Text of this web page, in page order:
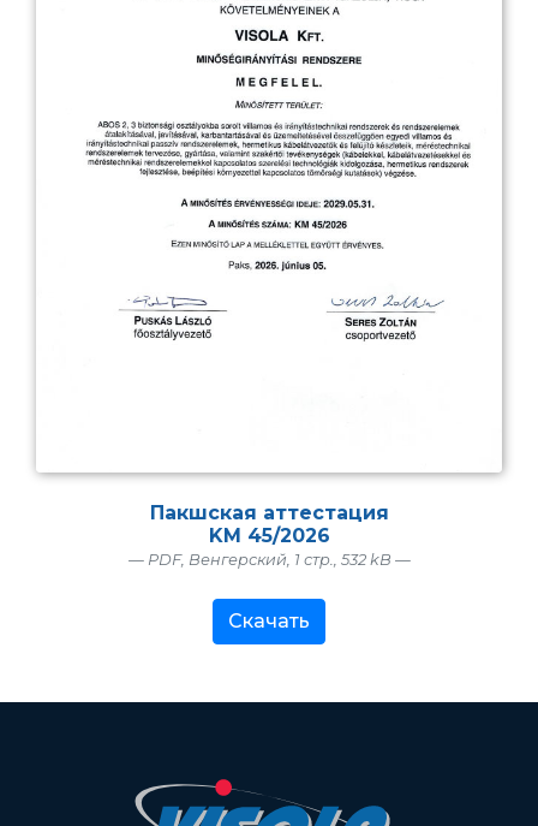
Пакшская аттестация
KM 45/2026
— PDF, Венгерский, 1 стр., 532 kB —
Скачать